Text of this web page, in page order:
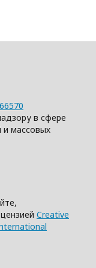
в сфере
и массовых
Creative